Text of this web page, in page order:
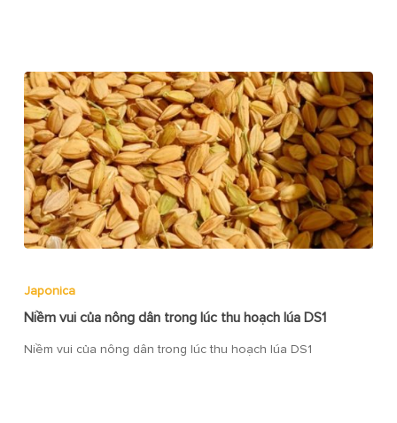
Japonica
Niềm vui của nông dân trong lúc thu hoạch lúa DS1
Niềm vui của nông dân trong lúc thu hoạch lúa DS1